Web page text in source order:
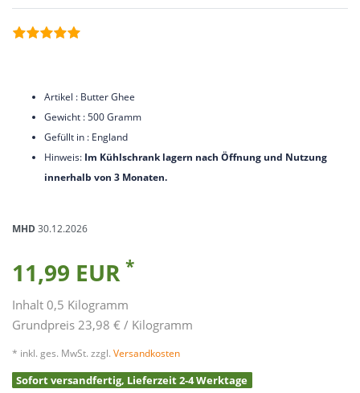
Artikel : Butter Ghee
Gewicht : 500 Gramm
Gefüllt in : England
Hinweis: Im Kühlschrank lagern nach Öffnung und Nutzung
innerhalb von 3 Monaten.
MHD30.12.2026
11,99 EUR *
Inhalt0,5 Kilogramm
Grundpreis23,98 € / Kilogramm
* inkl. ges. MwSt. zzgl. Versandkosten
Sofort versandfertig, Lieferzeit 2-4 Werktage